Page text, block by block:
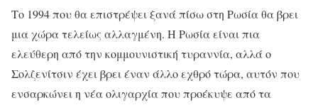
Το 1994 που θα επιστρέψει ξανά πίσω στη Ρωσία θα βρει
μια χώρα τελείως αλλαγμένη. Η Ρωσία είναι πια
ελεύθερη από την κομμουνιστική τυραννία, αλλά ο
Σολζενίτσιν έχει βρει έναν άλλο εχθρό τώρα, αυτόν που
ενσαρκώνει η νέα ολιγαρχία που προέκυψε από τα